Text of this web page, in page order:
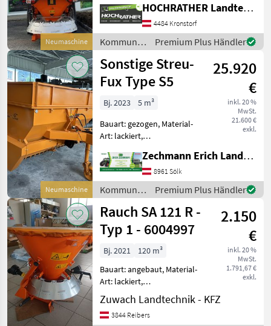
Neumaschine
Streubegrenzung
Winterdienststreuer E+S
301 - Aufnahme Kat. 1 & 2 -
Füllmenge 490l -
HOCHRATHER Landtechnik GmbH
4484 Kronstorf
Kommunalgeräte
/ Amazone
Premium Plus Händler
Neumaschine
Sonstige Streu-
Fux Type S5
25.920
€
inkl. 20 %
MwSt.
21.600 €
exkl.
Bj. 2023
5 m³
Bauart: gezogen, Material-
Art: lackiert,
hydraulisch, Rührwelle,
Lichtanlage, Abdeckplane,
Streubegrenzung
Großraumanhängestreugerät
Type S5 - Druckl
Zechmann Erich Landmaschinen-Portalbau
8961 Sölk
Kommunalgeräte
/ Sonstige
Premium Plus Händler
Rauch SA 121 R -
Typ 1 - 6004997
2.150
€
inkl. 20 %
MwSt.
1.791,67 €
exkl.
Bj. 2021
120 m³
Bauart: angebaut, Material-
Art: lackiert,
Schieberbetätigung:
mechanisch, Rührwerk,
Abdeckplane,
Zuwach Landtechnik - KFZ
3844 Reibers